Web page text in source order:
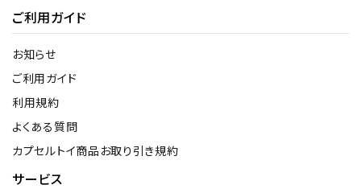
ご利用ガイド
お知らせ
ご利用ガイド
利用規約
よくある質問
カプセルトイ商品お取り引き規約
サービス